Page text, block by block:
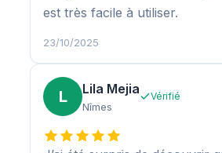
est très facile à utiliser.
23/10/2025
L Lila Mejia
Nîmes
Vérifié